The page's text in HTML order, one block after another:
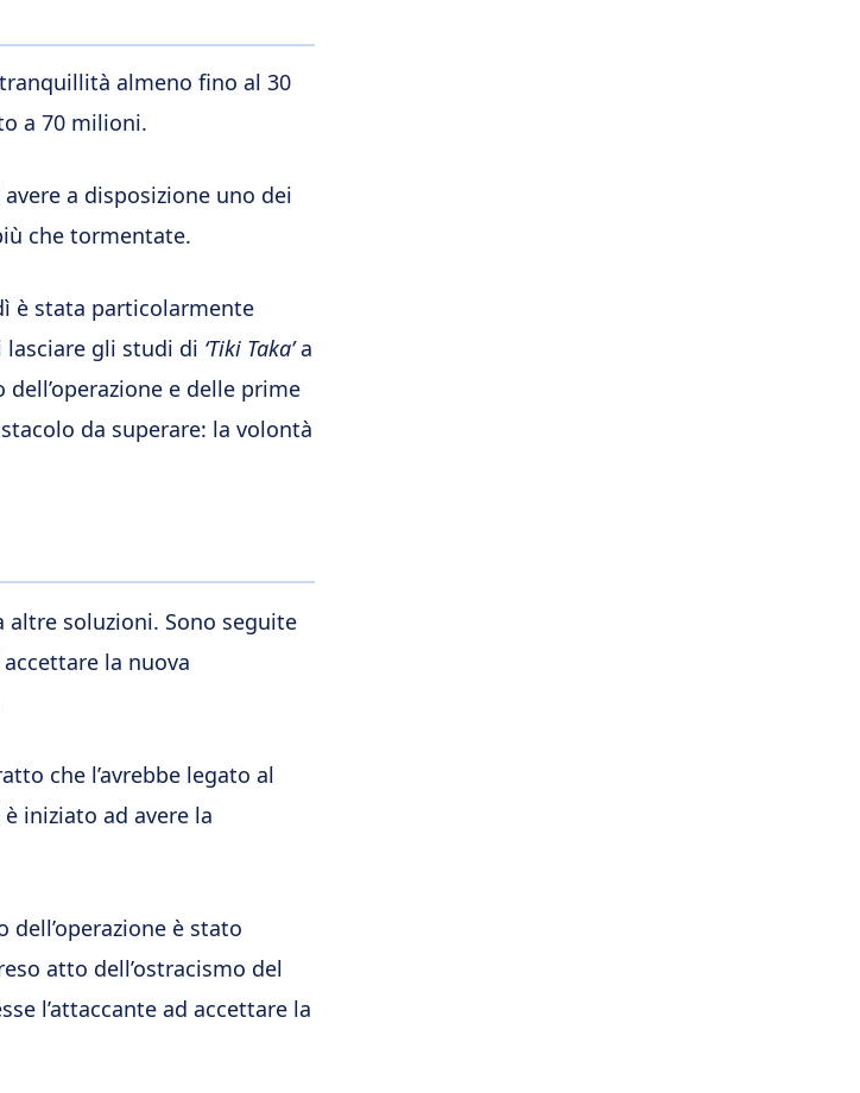
almeno fino al 30
a 70 milioni.
a disposizione uno dei
che tormentate.
è stata particolarmente
lasciare gli studi di ‘Tiki Taka’a
e delle prime
da superare: la volontà
altre soluzioni. Sono seguite
la nuova
che l’avrebbe legato al
iniziato ad avere la
è stato
atto dell’ostracismo del
l’attaccante ad accettare la